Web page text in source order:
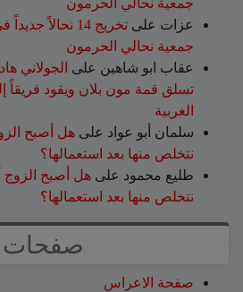
جمعية نحالي الحرمون
عزات على
تخريج 14 نحالاً
جمعية نحالي الحرمون
عقاب ابو شاهين على الجولاني
تسلق قمة مون بلان ويقود فريقاً
الغربية
سلمان أبو عواد على هل أصبح
نتخلص منها بعد استعمالها؟
طليع محمود على هل أصبح الزوج
نتخلص منها بعد استعمالها؟
صفحات
صفحة الاعراس